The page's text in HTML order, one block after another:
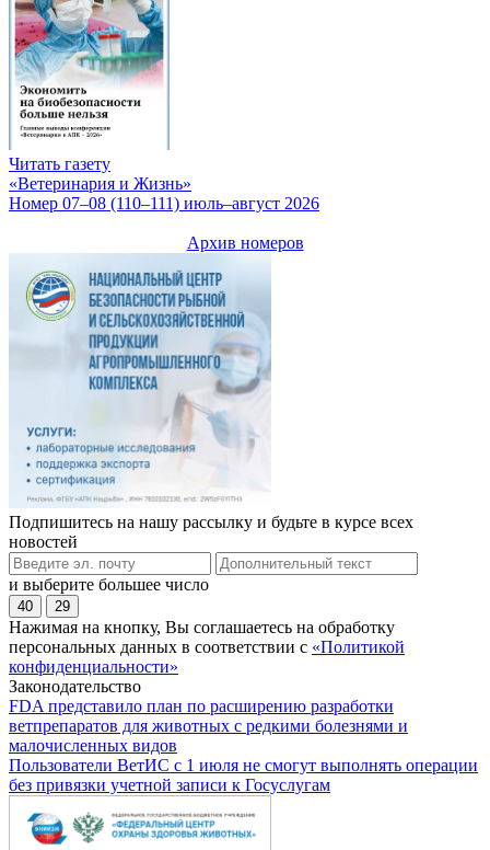
Читать газету
«Ветеринария и Жизнь»
Номер 07–08 (110–111) июль–август 2026
Архив номеров
Подпишитесь на нашу рассылку и будьте в курсе всех
новостей
и выберите большее число
40 29
Нажимая на кнопку, Вы соглашаетесь на обработку
персональных данных в соответствии с «Политикой
конфиденциальности»
Законодательство
FDA представило план по расширению разработки
ветпрепаратов для животных с редкими болезнями и
малочисленных видов
Пользователи ВетИС с 1 июля не смогут выполнять операции
без привязки учетной записи к Госуслугам